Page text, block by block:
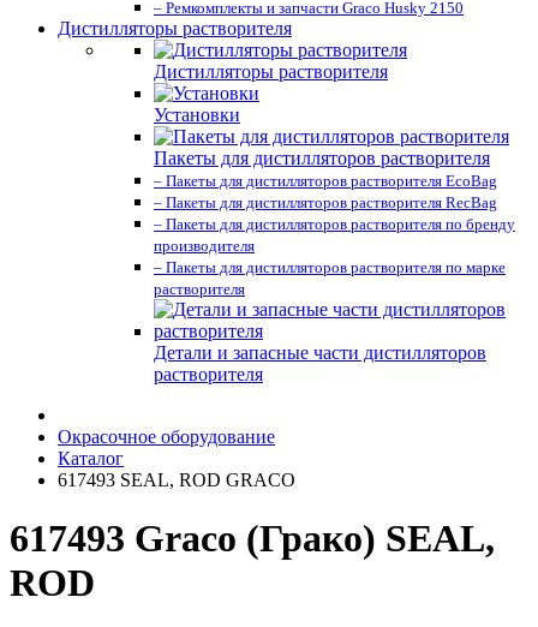
– Ремкомплекты и запчасти Graco Husky 2150
Дистилляторы растворителя
Дистилляторы растворителя
Установки
Пакеты для дистилляторов растворителя
– Пакеты для дистилляторов растворителя EcoBag
– Пакеты для дистилляторов растворителя RecBag
– Пакеты для дистилляторов растворителя по бренду
производителя
– Пакеты для дистилляторов растворителя по марке
растворителя
Детали и запасные части дистилляторов
растворителя
Окрасочное оборудование
Каталог
617493 SEAL, ROD GRACO
617493 Graco (Грако) SEAL,
ROD